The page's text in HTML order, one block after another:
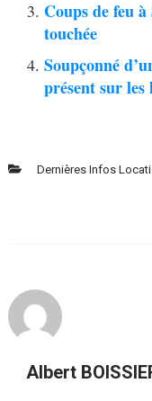
Coups de feu
touchée
Soupçonné
présent sur les
Dernières Infos
Albert